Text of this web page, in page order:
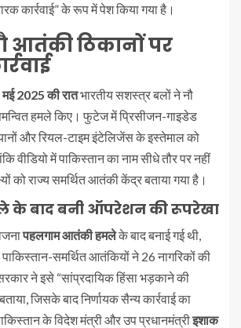
कार्रवाई” के रूप में पेश किया गया है।
आतंकी ठिकानों पर
मई 2025 की रातभारतीय सशस्त्र बलों ने नौ
हमले किए। फुटेज में प्रिसीजन-गाइडेड
और रियल-टाइम इंटेलिजेंस के इस्तेमाल को
वीडियो में पाकिस्तान का नाम सीधे तौर पर नहीं
को राज्य समर्थित आतंकी केंद्र बताया गया है।
के बाद बनी ऑपरेशन की रूपरेखा
पहलगाम आतंकी हमलेके बाद बनाई गई थी,
समर्थित आतंकियों ने 26 नागरिकों की
ने इसे “सांप्रदायिक हिंसा भड़काने की
जिसके बाद निर्णायक सैन्य कार्रवाई का
के विदेश मंत्री और उप प्रधानमंत्रीइशाक